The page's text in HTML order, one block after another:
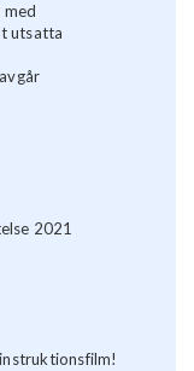
utsatta
2021